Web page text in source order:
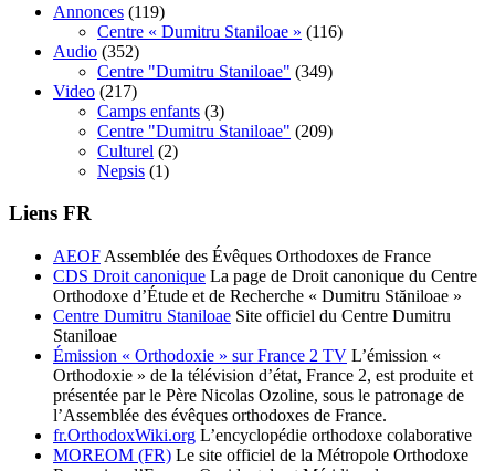
Annonces (119)
Centre « Dumitru Staniloae » (116)
Audio (352)
Centre "Dumitru Staniloae" (349)
Video (217)
Camps enfants (3)
Centre "Dumitru Staniloae" (209)
Culturel (2)
Nepsis (1)
Liens FR
AEOF Assemblée des Évêques Orthodoxes de France
CDS Droit canonique La page de Droit canonique du Centre
Orthodoxe d’Étude et de Recherche « Dumitru Stăniloae »
Centre Dumitru Staniloae Site officiel du Centre Dumitru
Staniloae
Émission « Orthodoxie » sur France 2 TV L’émission «
Orthodoxie » de la télévision d’état, France 2, est produite et
présentée par le Père Nicolas Ozoline, sous le patronage de
l’Assemblée des évêques orthodoxes de France.
fr.OrthodoxWiki.org L’encyclopédie orthodoxe colaborative
MOREOM (FR) Le site officiel de la Métropole Orthodoxe